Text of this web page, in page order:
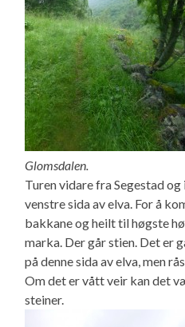
Glomsdalen.
Turen vidare fra Segestad
venstre sida av elva. For å
bakkane og heilt til høgste
marka. Der går stien. Det er
på denne sida av elva, men
Om det er vått veir kan det
steiner.